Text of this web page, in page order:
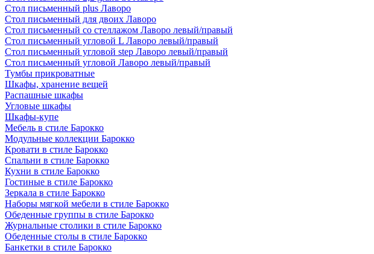
Стол письменный plus Лаворо
Стол письменный для двоих Лаворо
Стол письменный со стеллажом Лаворо левый/правый
Стол письменный угловой L Лаворо левый/правый
Стол письменный угловой step Лаворо левый/правый
Стол письменный угловой Лаворо левый/правый
Тумбы прикроватные
Шкафы, хранение вещей
Распашные шкафы
Угловые шкафы
Шкафы-купе
Мебель в стиле Барокко
Модульные коллекции Барокко
Кровати в стиле Барокко
Спальни в стиле Барокко
Кухни в стиле Барокко
Гостиные в стиле Барокко
Зеркала в стиле Барокко
Наборы мягкой мебели в стиле Барокко
Обеденные группы в стиле Барокко
Журнальные столики в стиле Барокко
Обеденные столы в стиле Барокко
Банкетки в стиле Барокко